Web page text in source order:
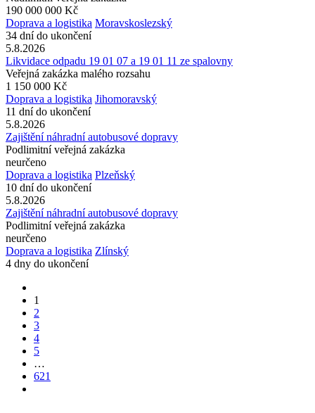
190 000 000 Kč
Doprava a logistika Moravskoslezský
34 dní do ukončení
5.8.2026
Likvidace odpadu 19 01 07 a 19 01 11 ze spalovny
Veřejná zakázka malého rozsahu
1 150 000 Kč
Doprava a logistika Jihomoravský
11 dní do ukončení
5.8.2026
Zajištění náhradní autobusové dopravy
Podlimitní veřejná zakázka
neurčeno
Doprava a logistika Plzeňský
10 dní do ukončení
5.8.2026
Zajištění náhradní autobusové dopravy
Podlimitní veřejná zakázka
neurčeno
Doprava a logistika Zlínský
4 dny do ukončení
1
2
3
4
5
…
621